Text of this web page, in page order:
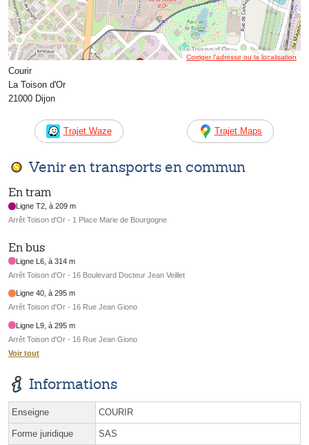
Corriger l’adresse ou la localisation
Courir
La Toison d'Or
21000 Dijon
Trajet Waze Trajet Maps
Venir en transports en commun
En tram
Ligne T2, à 209 m
Arrêt Toison d'Or - 1 Place Marie de Bourgogne
En bus
Ligne L6, à 314 m
Arrêt Toison d'Or - 16 Boulevard Docteur Jean Veillet
Ligne 40, à 295 m
Arrêt Toison d'Or - 16 Rue Jean Giono
Ligne L9, à 295 m
Arrêt Toison d'Or - 16 Rue Jean Giono
Voir tout
Informations
Enseigne COURIR
Forme juridique SAS